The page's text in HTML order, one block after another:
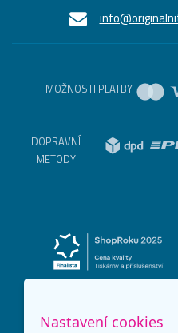
MOŽNOSTI PLATBY
DOPRAVNÍ
METODY
Nastavení cookies